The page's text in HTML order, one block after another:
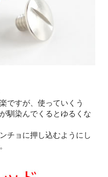
ですが、使っていくう
馴染んでくるとゆるくな
チョに押し込むようにし